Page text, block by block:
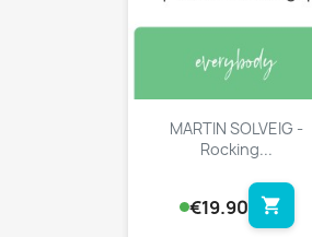
MARTIN SOLVEIG -
Rocking...
€19.90 shopping_cart